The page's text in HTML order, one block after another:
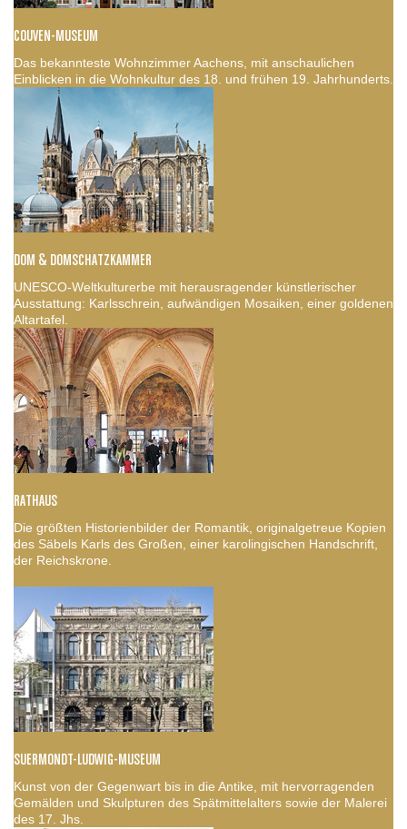
COUVEN-MUSEUM
Das bekannteste Wohnzimmer Aachens, mit anschaulichen
Einblicken in die Wohnkultur des 18. und frühen 19. Jahrhunderts.
DOM & DOMSCHATZKAMMER
UNESCO-Weltkulturerbe mit herausragender künstlerischer
Ausstattung: Karlsschrein, aufwändigen Mosaiken, einer goldenen
Altartafel.
RATHAUS
Die größten Historienbilder der Romantik, originalgetreue Kopien
des Säbels Karls des Großen, einer karolingischen Handschrift,
der Reichskrone.
SUERMONDT-LUDWIG-MUSEUM
Kunst von der Gegenwart bis in die Antike, mit hervorragenden
Gemälden und Skulpturen des Spätmittelalters sowie der Malerei
des 17. Jhs.